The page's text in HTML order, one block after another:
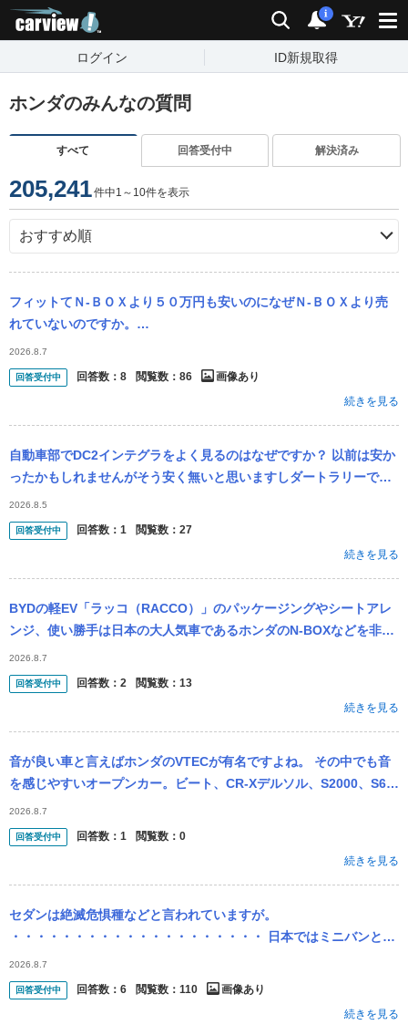
検索 通知
i
ログイン ID新規取得
ホンダのみんなの質問
すべて 回答受付中 解決済み
205,241件中1～10件を表示
フィットてＮ‐ＢＯＸより５０万円も安いのになぜＮ‐ＢＯＸより売
れていないのですか。
・・・・・・・・・・・・・・・・・・・・・・・・・・・・・・
確かに軽自動車は維持費が安いで...
2026.8.7
回答受付中 回答数： 8 閲覧数： 86
画像あり
続きを見る
自動車部でDC2インテグラをよく見るのはなぜですか？ 以前は安か
ったかもしれませんがそう安く無いと思いますしダートラリーで流
れてくるのを見ているんですが買えるならFFより四駆の方がいい気
がします...
2026.8.5
回答受付中 回答数： 1 閲覧数： 27
続きを見る
BYDの軽EV「ラッコ（RACCO）」のパッケージングやシートアレ
ンジ、使い勝手は日本の大人気車であるホンダのN-BOXなどを非常
に細かく研究・踏襲しており、 「参考にした（あるいは似てい
る）」...
2026.8.7
回答受付中 回答数： 2 閲覧数： 13
続きを見る
音が良い車と言えばホンダのVTECが有名ですよね。 その中でも音
を感じやすいオープンカー。ビート、CR-Xデルソル、S2000、S66
0が最高ですか？
2026.8.7
回答受付中 回答数： 1 閲覧数： 0
続きを見る
セダンは絶滅危惧種などと言われていますが。
・・・・・・・・・・・・・・・・・・・・ 日本ではミニバンとＳ
ＵＶしか売れない。 セダンはオワコンなどと言われていますが。 で
すがプリウスて売れている...
2026.8.7
回答受付中 回答数： 6 閲覧数： 110
画像あり
続きを見る